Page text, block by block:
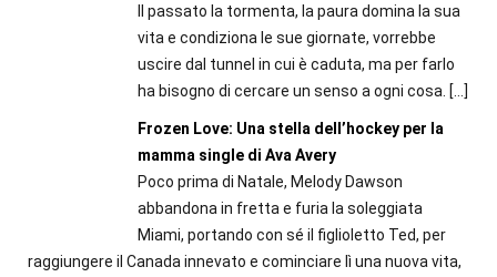
Il passato la tormenta, la paura domina la sua
vita e condiziona le sue giornate, vorrebbe
uscire dal tunnel in cui è caduta, ma per farlo
ha bisogno di cercare un senso a ogni cosa. […]
Frozen Love: Una stella dell’hockey per la
mamma single di Ava Avery
Poco prima di Natale, Melody Dawson
abbandona in fretta e furia la soleggiata
Miami, portando con sé il figlioletto Ted, per
raggiungere il Canada innevato e cominciare lì una nuova vita,